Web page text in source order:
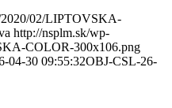
2020/02/LIPTOVSKA-
http://nsplm.sk/wp-
COLOR-300x106.png
04-30 09:55:32OBJ-CSL-26-